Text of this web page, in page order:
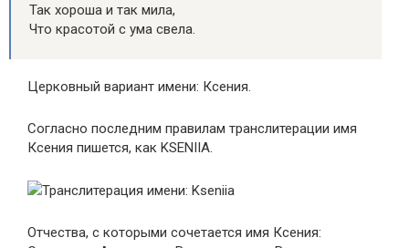
Так хороша и так мила,
Что красотой с ума свела.
Церковный вариант имени: Ксения.
Согласно последним правилам транслитерации имя
Ксения пишется, как KSENIIA.
Транслитерация имени: Kseniia
Отчества, с которыми сочетается имя Ксения: